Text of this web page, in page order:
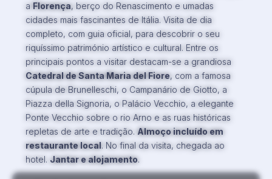
a Florença, berço do Renascimento e umadas
cidades mais fascinantes de Itália. Visita de dia
completo, com guia oficial, para descobrir o seu
riquíssimo património artístico e cultural. Entre os
principais pontos a visitar destacam-se a grandiosa
Catedral de Santa Maria del Fiore, com a famosa
cúpula de Brunelleschi, o Campanário de Giotto, a
Piazza della Signoria, o Palácio Vecchio, a elegante
Ponte Vecchio sobre o rio Arno e as ruas históricas
repletas de arte e tradição. Almoço incluído em
restaurante local. No final da visita, chegada ao
hotel. Jantar e alojamento.